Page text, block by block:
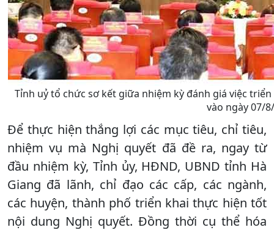
Tỉnh uỷ tổ chức sơ kết giữa nhiệm kỳ đánh giá việc
vào ngày 07/
Để thực hiện thắng lợi các mục tiêu, chỉ tiêu,
nhiệm vụ mà Nghị quyết đã đề ra, ngay từ
đầu nhiệm kỳ, Tỉnh ủy, HĐND, UBND tỉnh Hà
Giang đã lãnh, chỉ đạo các cấp, các ngành,
các huyện, thành phố triển khai thực hiện tốt
nội dung Nghị quyết. Đồng thời cụ thể hóa